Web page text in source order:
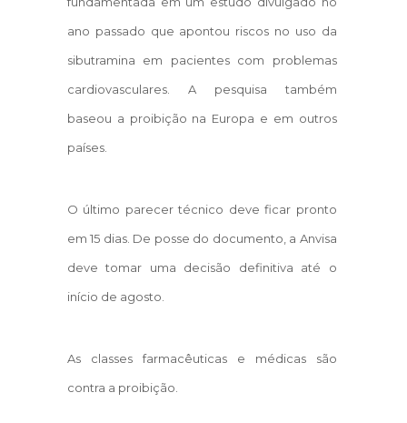
ano passado que apontou riscos no uso da
sibutramina em pacientes com problemas
cardiovasculares. A pesquisa também
baseou a proibição na Europa e em outros
países.
O último parecer técnico deve ficar pronto
em 15 dias. De posse do documento, a Anvisa
deve tomar uma decisão definitiva até o
início de agosto.
As classes farmacêuticas e médicas são
contra a proibição.